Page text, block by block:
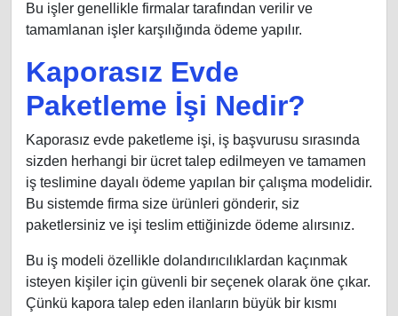
Bu işler genellikle firmalar tarafından verilir ve
tamamlanan işler karşılığında ödeme yapılır.
Kaporasız Evde
Paketleme İşi Nedir?
Kaporasız evde paketleme işi, iş başvurusu sırasında
sizden herhangi bir ücret talep edilmeyen ve tamamen
iş teslimine dayalı ödeme yapılan bir çalışma modelidir.
Bu sistemde firma size ürünleri gönderir, siz
paketlersiniz ve işi teslim ettiğinizde ödeme alırsınız.
Bu iş modeli özellikle dolandırıcılıklardan kaçınmak
isteyen kişiler için güvenli bir seçenek olarak öne çıkar.
Çünkü kapora talep eden ilanların büyük bir kısmı